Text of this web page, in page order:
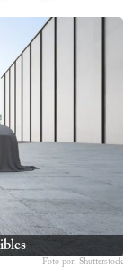
Foto por: Shutterstock